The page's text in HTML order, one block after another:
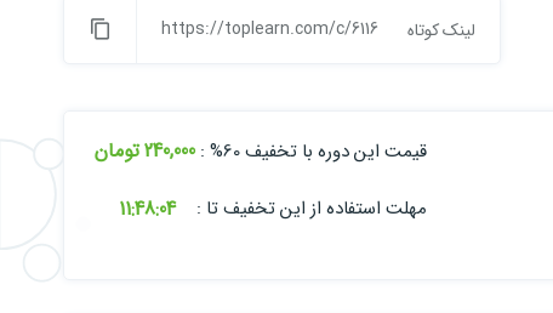
لینک کوتاه https://toplearn.com/c/6116
قیمت این دوره با تخفیف 60% : 240,000 تومان
مهلت استفاده از این تخفیف تا : 11:48:03